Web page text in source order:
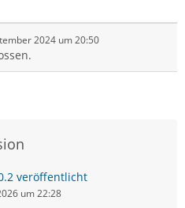
2024 um 20:50
veröffentlicht
um 22:28